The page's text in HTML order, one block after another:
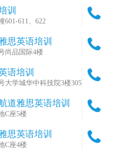
训
601-611、622
思英语培训
尚品国际4楼
语培训
大学城华中科技院3楼305
道雅思英语培训
C座5楼
思英语培训
C座4楼